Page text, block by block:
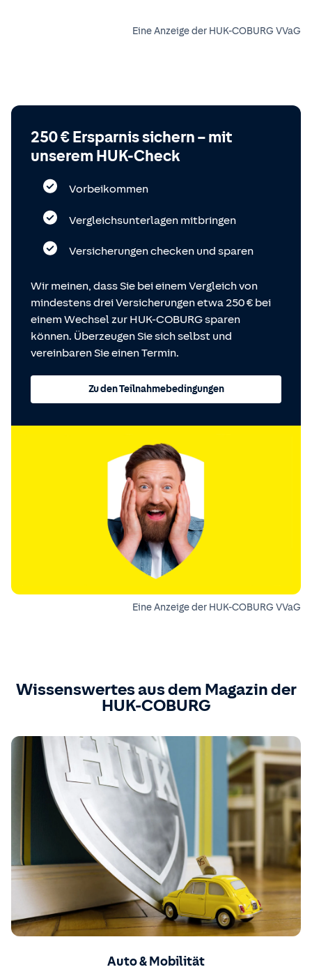
Eine Anzeige der HUK-COBURG VVaG
250 € Ersparnis sichern – mit
unserem HUK-Check
Vorbeikommen
Vergleichsunterlagen mitbringen
Versicherungen checken und sparen
Wir meinen, dass Sie bei einem Vergleich von
mindestens drei Versicherungen etwa 250 € bei
einem Wechsel zur HUK-COBURG sparen
können. Überzeugen Sie sich selbst und
vereinbaren Sie einen Termin.
Zu den Teilnahmebedingungen
Eine Anzeige der HUK-COBURG VVaG
Wissenswertes aus dem Magazin der
HUK-COBURG
Auto & Mobilität